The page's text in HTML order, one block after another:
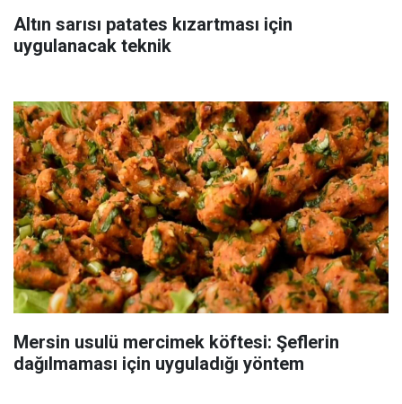
Altın sarısı patates kızartması için
uygulanacak teknik
Mersin usulü mercimek köftesi: Şeflerin
dağılmaması için uyguladığı yöntem